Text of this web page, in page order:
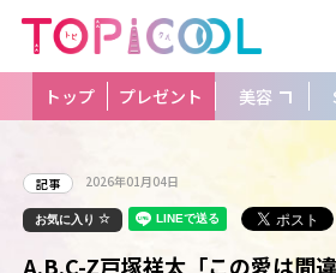
トップ プレゼント 美容
記事 2026年01月04日
お気に入り
A.B.C-Z戸塚祥太「この愛は間